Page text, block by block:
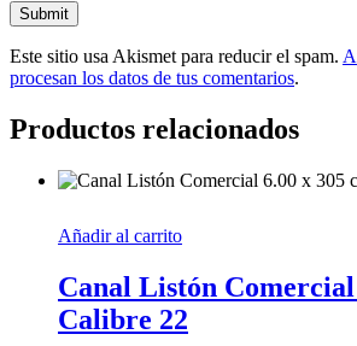
Este sitio usa Akismet para reducir el spam.
procesan los datos de tus comentarios.
Productos relacionados
Añadir al carrito
Canal Listón Comercial
Calibre 22